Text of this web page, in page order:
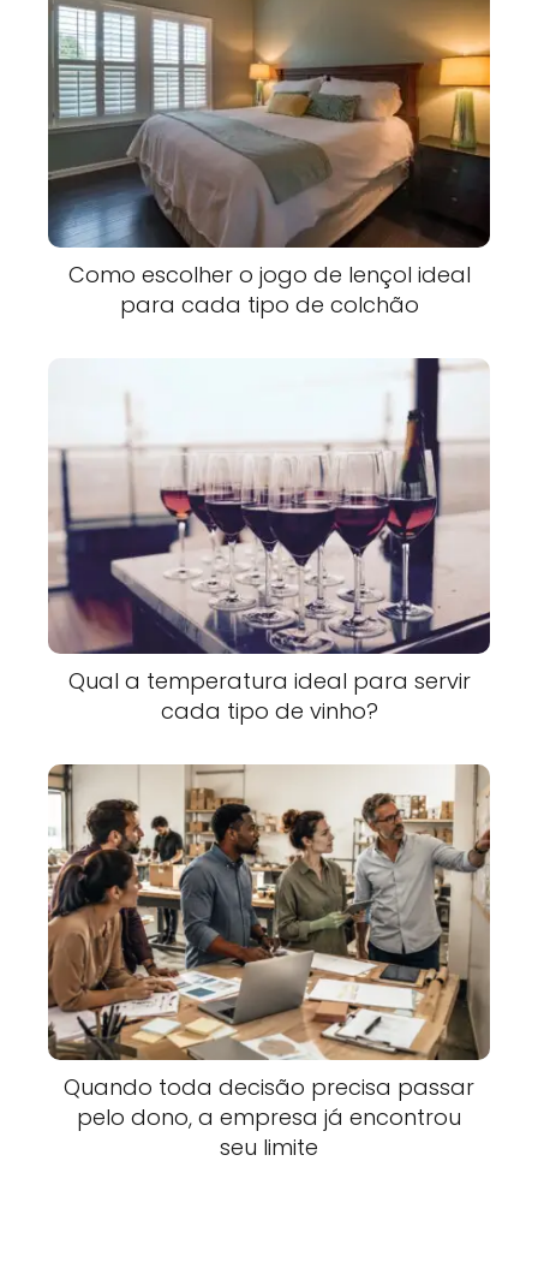
Como escolher o jogo de lençol ideal
para cada tipo de colchão
Qual a temperatura ideal para servir
cada tipo de vinho?
Quando toda decisão precisa passar
pelo dono, a empresa já encontrou
seu limite